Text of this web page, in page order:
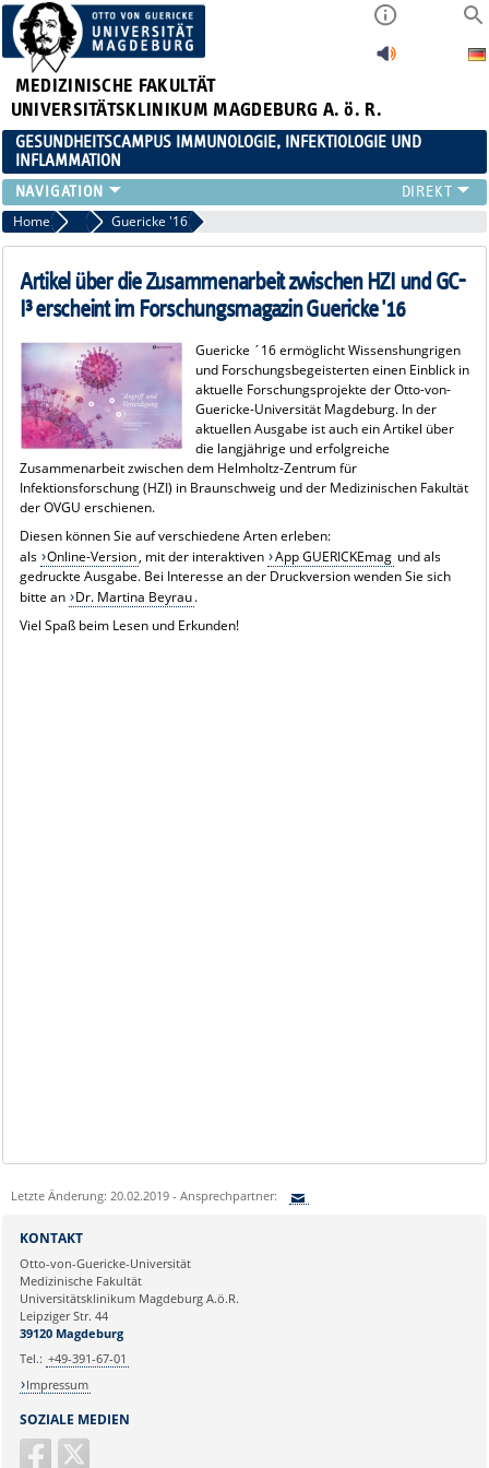
MEDIZINISCHE FAKULTÄT
UNIVERSITÄTSKLINIKUM MAGDEBURG A. ö. R.
GESUNDHEITSCAMPUS IMMUNOLOGIE, INFEKTIOLOGIE UND
INFLAMMATION
ÜBER UNS
MITGLIEDER
PAPER D. JAHRES
AKTUELLES
VERANSTALTUNGEN
LINKS
KONTAKT
Home 2016 Guericke '16
Artikel über die Zusammenarbeit zwischen HZI und GC-
I³ erscheint im Forschungsmagazin Guericke '16
Guericke ´16 ermöglicht Wissenshungrigen
und Forschungsbegeisterten einen Einblick in
aktuelle Forschungsprojekte der Otto-von-
Guericke-Universität Magdeburg. In der
aktuellen Ausgabe ist auch ein Artikel über
die langjährige und erfolgreiche
Zusammenarbeit zwischen dem Helmholtz-Zentrum für
Infektionsforschung (HZI) in Braunschweig und der Medizinischen Fakultät
der OVGU erschienen.
Diesen können Sie auf verschiedene Arten erleben:
als Online-Version, mit der interaktiven App GUERICKEmag und als
gedruckte Ausgabe. Bei Interesse an der Druckversion wenden Sie sich
bitte an Dr. Martina Beyrau.
Viel Spaß beim Lesen und Erkunden!
Letzte Änderung: 20.02.2019 - Ansprechpartner:
Ihre E-Mailadresse:
Ihr Anliegen:
SOZIALE MEDIEN
KONTAKT
Otto-von-Guericke-Universität
Medizinische Fakultät
Universitätsklinikum Magdeburg A.ö.R.
Leipziger Str. 44
39120 Magdeburg
Tel.: +49-391-67-01
Impressum